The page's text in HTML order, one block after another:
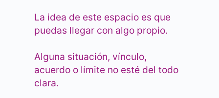
La idea de este espacio es que
puedas llegar con algo propio.
Alguna situación, vínculo,
acuerdo o límite no esté del todo
clara.